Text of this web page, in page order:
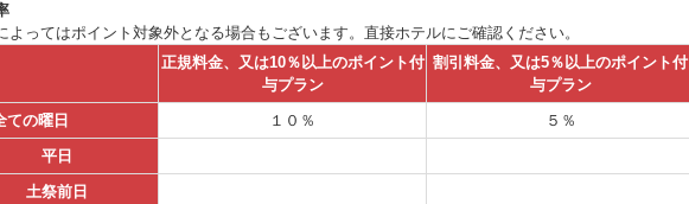
ってはポイント対象外となる場合もございます。直接ホテルにご確認ください。
正規料金、又は10％以上のポイント付
与プラン
割引料金、又は5％以上のポイント付
与プラン
ての曜日
１０％ ５％
平日
土祭前日